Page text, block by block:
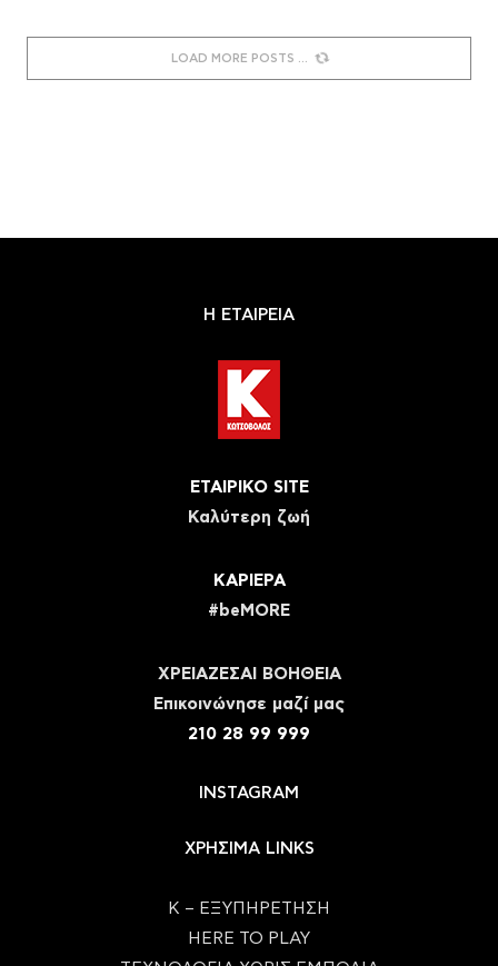
LOAD MORE POSTS
Η ΕΤΑΙΡΕΙΑ
ΕΤΑΙΡΙΚΟ SITE
Καλύτερη ζωή
ΚΑΡΙΕΡΑ
#beMORE
ΧΡΕΙΑΖΕΣΑΙ ΒΟΗΘΕΙΑ
Eπικοινώνησε μαζί μας
210 28 99 999
INSTAGRAM
ΧΡΗΣΙΜΑ LINKS
Κ – ΕΞΥΠΗΡΕΤΗΣΗ
HERE TO PLAY